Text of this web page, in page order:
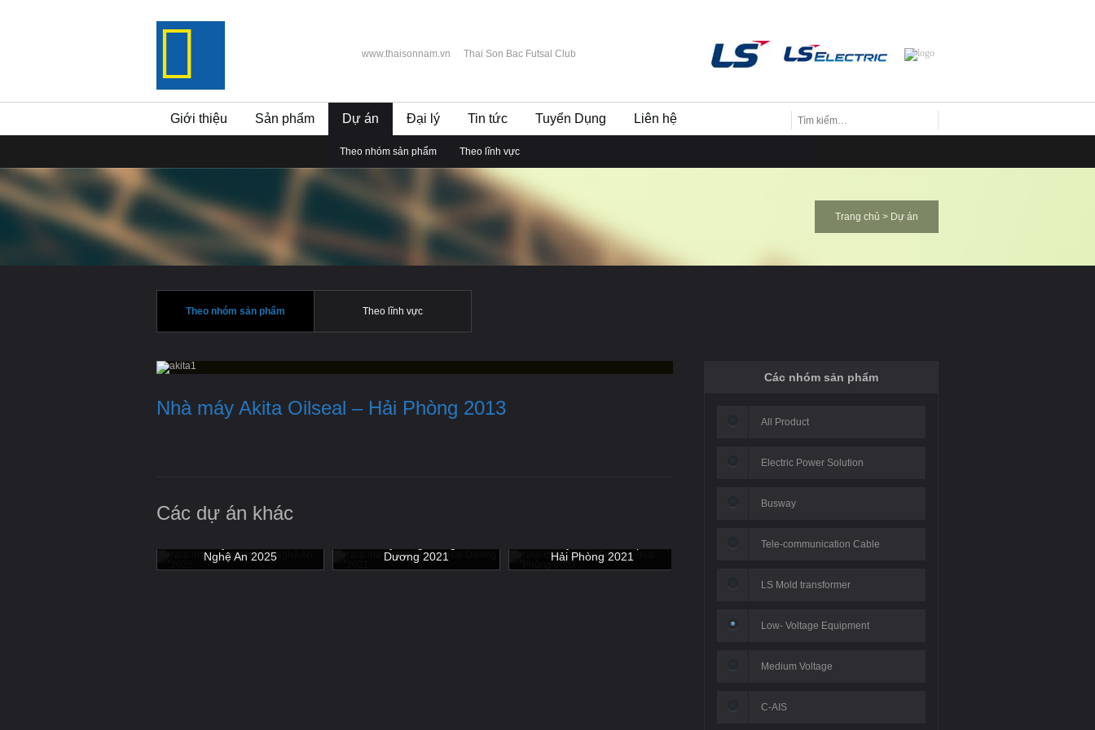
www.thaisonnam.vn Thai Son Bac Futsal Club
Giới thiệu Sản phẩm Dự án
Theo nhóm sản phẩm Theo lĩnh vực
Đại lý Tin tức Tuyển Dụng Liên hệ
Trang chủ > Dự án
Theo nhóm sản phẩm Theo lĩnh vực
Các nhóm sản phẩm
All Product
Electric Power Solution
Busway
Tele-communication Cable
LS Mold transformer
Low- Voltage Equipment
Medium Voltage
C-AIS
Nhà máy Akita Oilseal – Hải Phòng 2013
Các dự án khác
Nghệ An 2025
Dương 2021
Hải Phòng 2021
2020
Nhà máy Vinfast Escooter -